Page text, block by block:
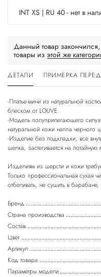
INT XS | RU 40 - нет в
Данный товар
товары из этой же
ДЕТАЛИ ПРИМЕРКА
-Платье-мини из натуральной
блеском от LOUVE.
-Модель полуприлегающего
натуральной кожи наппа черного
-Изделие без подкладки, все
шелка, застегивается на
Изделиям из шерсти и кожи
Только профессиональная сухая
Бренд
Страна производства
Состав
Цвет
Артикул
Код товара
Параметры модели